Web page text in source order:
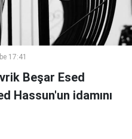
17:41
Beşar Esed
Hassun'un idamını